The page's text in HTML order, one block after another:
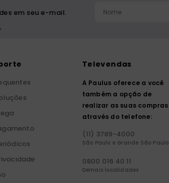
em seu e-mail.
Televendas
A Paulus oferece a você
também a opção de
realizar as suas compras
através do telefone:
(11) 3789-4000
São Paulo e Grande São Paulo
0800 016 40 11
Demais localidades